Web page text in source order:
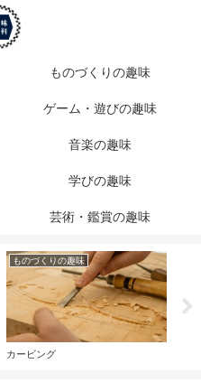
ものづくりの趣味
ゲーム・遊びの趣味
音楽の趣味
学びの趣味
芸術・鑑賞の趣味
ものづくりの趣味
カービング